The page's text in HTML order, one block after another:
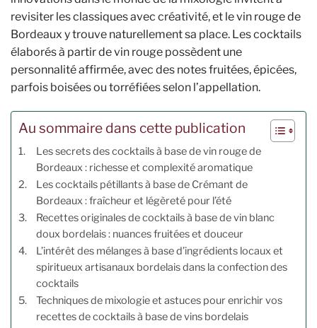
revisiter les classiques avec créativité, et le vin rouge de
Bordeaux y trouve naturellement sa place. Les cocktails
élaborés à partir de vin rouge possèdent une
personnalité affirmée, avec des notes fruitées, épicées,
parfois boisées ou torréfiées selon l’appellation.
Au sommaire dans cette publication
Les secrets des cocktails à base de vin rouge de
Bordeaux : richesse et complexité aromatique
Les cocktails pétillants à base de Crémant de
Bordeaux : fraîcheur et légèreté pour l’été
Recettes originales de cocktails à base de vin blanc
doux bordelais : nuances fruitées et douceur
L’intérêt des mélanges à base d’ingrédients locaux et
spiritueux artisanaux bordelais dans la confection des
cocktails
Techniques de mixologie et astuces pour enrichir vos
recettes de cocktails à base de vins bordelais